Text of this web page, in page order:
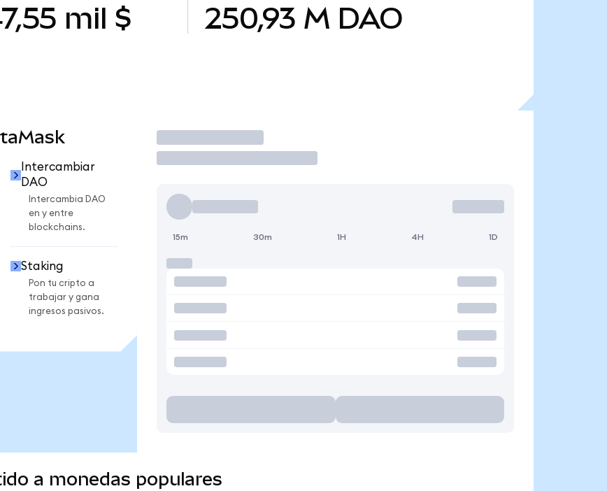
mil $ 250,93 M DAO
Intercambiar
DAO
Intercambia DAO
en y entre
blockchains.
Staking
Pon tu cripto a
trabajar y gana
ingresos pasivos.
Operar
15m 30m 1H 4H 1D
a monedas populares